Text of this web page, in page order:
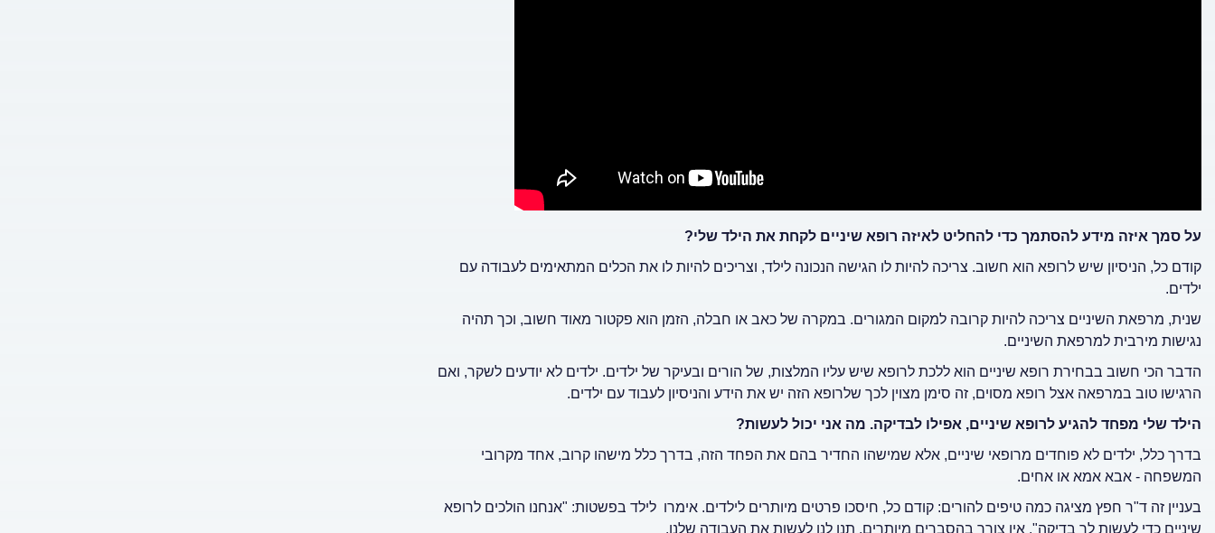
על סמך איזה מידע להסתמך כדי להחליט לאיזה רופא שיניים לקחת את הילד שלי?
קודם כל, הניסיון שיש לרופא הוא חשוב. צריכה להיות לו הגישה הנכונה לילד, וצריכים להיות לו את הכלים המתאימים לעבודה עם
ילדים.
שנית, מרפאת השיניים צריכה להיות קרובה למקום המגורים. במקרה של כאב או חבלה, הזמן הוא פקטור מאוד חשוב, וכך תהיה
נגישות מירבית למרפאת השיניים.
הדבר הכי חשוב בבחירת רופא שיניים הוא ללכת לרופא שיש עליו המלצות, של הורים ובעיקר של ילדים. ילדים לא יודעים לשקר, ואם
הרגישו טוב במרפאה אצל רופא מסוים, זה סימן מצוין לכך שלרופא הזה יש את הידע והניסיון לעבוד עם ילדים.
הילד שלי מפחד להגיע לרופא שיניים, אפילו לבדיקה. מה אני יכול לעשות?
בדרך כלל, ילדים לא פוחדים מרופאי שיניים, אלא שמישהו החדיר בהם את הפחד הזה, בדרך כלל מישהו קרוב, אחד מקרובי
המשפחה - אבא אמא או אחים.
בעניין זה ד"ר חפץ מציגה כמה טיפים להורים: קודם כל, חיסכו פרטים מיותרים לילדים. אימרו לילד בפשטות: "אנחנו הולכים לרופא
שיניים כדי לעשות לך בדיקה". אין צורך בהסברים מיותרים, תנו לנו לעשות את העבודה שלנו.